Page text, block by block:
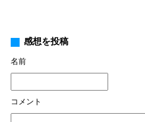
感想を投稿
名前
コメント